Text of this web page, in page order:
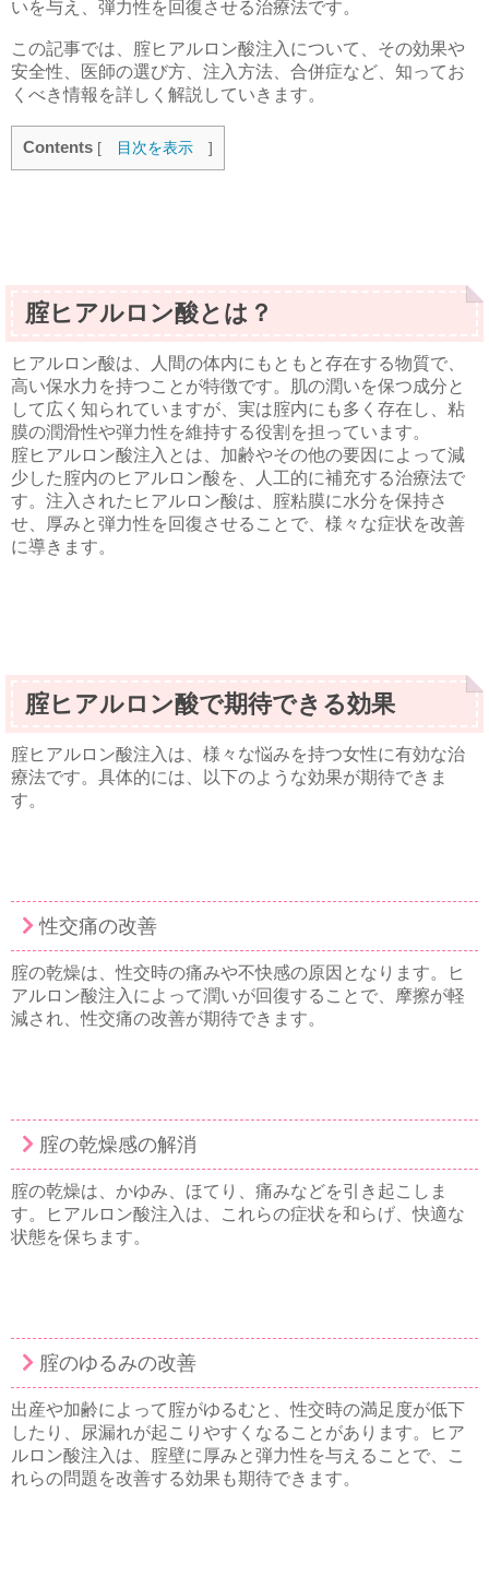
いを与え、弾力性を回復させる治療法です。
この記事では、腟ヒアルロン酸注入について、その効果や
安全性、医師の選び方、注入方法、合併症など、知ってお
くべき情報を詳しく解説していきます。
Contents [ 目次を表示 ]
腟ヒアルロン酸とは？
ヒアルロン酸は、人間の体内にもともと存在する物質で、
高い保水力を持つことが特徴です。肌の潤いを保つ成分と
して広く知られていますが、実は腟内にも多く存在し、粘
膜の潤滑性や弾力性を維持する役割を担っています。
腟ヒアルロン酸注入とは、加齢やその他の要因によって減
少した腟内のヒアルロン酸を、人工的に補充する治療法で
す。注入されたヒアルロン酸は、腟粘膜に水分を保持さ
せ、厚みと弾力性を回復させることで、様々な症状を改善
に導きます。
腟ヒアルロン酸で期待できる効果
腟ヒアルロン酸注入は、様々な悩みを持つ女性に有効な治
療法です。具体的には、以下のような効果が期待できま
す。
性交痛の改善
腟の乾燥は、性交時の痛みや不快感の原因となります。ヒ
アルロン酸注入によって潤いが回復することで、摩擦が軽
減され、性交痛の改善が期待できます。
腟の乾燥感の解消
腟の乾燥は、かゆみ、ほてり、痛みなどを引き起こしま
す。ヒアルロン酸注入は、これらの症状を和らげ、快適な
状態を保ちます。
腟のゆるみの改善
出産や加齢によって腟がゆるむと、性交時の満足度が低下
したり、尿漏れが起こりやすくなることがあります。ヒア
ルロン酸注入は、腟壁に厚みと弾力性を与えることで、こ
れらの問題を改善する効果も期待できます。